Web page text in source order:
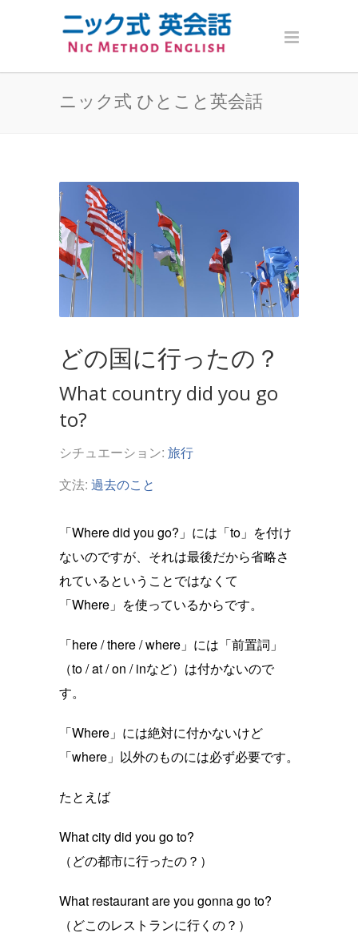
ニック式 ひとこと英会話
どの国に行ったの？
What country did you go
to?
シチュエーション: 旅行
文法: 過去のこと
「Where did you go?」には「to」を付け
ないのですが、それは最後だから省略さ
れているということではなくて
「Where」を使っているからです。
「here / there / where」には「前置詞」
（to / at / on / inなど）は付かないので
す。
「Where」には絶対に付かないけど
「where」以外のものには必ず必要です。
たとえば
What city did you go to?
（どの都市に行ったの？）
What restaurant are you gonna go to?
（どこのレストランに行くの？）